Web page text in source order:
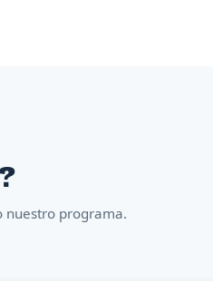
nuestro programa.